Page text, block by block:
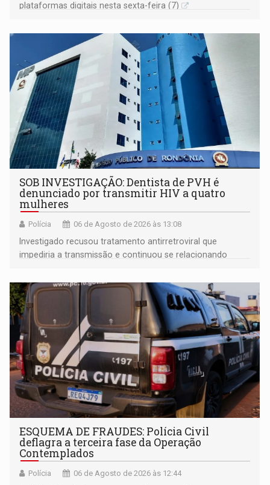
plataformas digitais nesta sexta-feira (7)
SOB INVESTIGAÇÃO: Dentista de PVH é
denunciado por transmitir HIV a quatro
mulheres
Polícia 06 de Agosto de 2026 às 13:08
Investigado recusou tratamento antirretroviral que
impediria a transmissão e continuou se relacionando
ESQUEMA DE FRAUDES: Polícia Civil
deflagra a terceira fase da Operação
Contemplados
Polícia 06 de Agosto de 2026 às 12:44